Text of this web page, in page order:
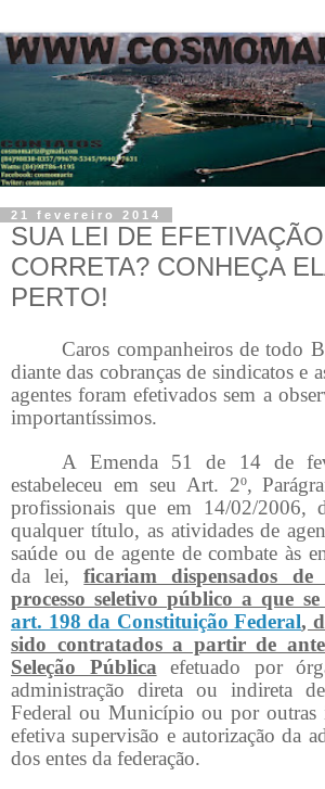
21 fevereiro 2014
SUA LEI DE
CORRETA? CONHEÇA
PERTO!
Caros companheiros de todo
diante das cobranças de sindicatos e
agentes foram efetivados sem a
importantíssimos.
A Emenda 51 de 14 de
estabeleceu em seu Art. 2º,
profissionais que em 14/02/2006,
qualquer título, as atividades de
saúde ou de agente de combate às
da lei,ficariam dispensados
processo seletivo público a que
art. 198 da Constituição Federal,
sido contratados a partir de
Seleção Pública efetuado por
administração direta ou indireta
Federal ou Município ou por outras
efetiva supervisão e autorização da
dos entes da federação.